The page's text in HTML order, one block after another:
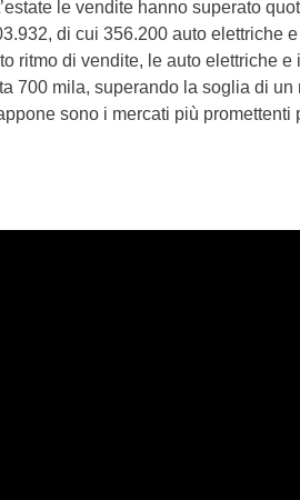
le vendite hanno superato
di cui 356.200 auto elettriche
ritmo di vendite, le auto elettriche
700 mila, superando la soglia di
sono i mercati più promettenti